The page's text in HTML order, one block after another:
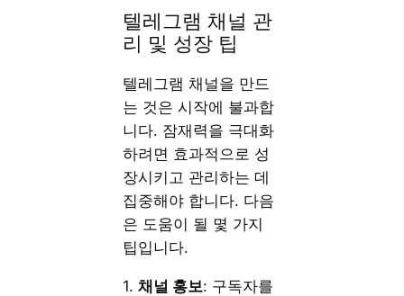
텔레그램 채널 관
리 및 성장 팁
텔레그램 채널을 만드
는 것은 시작에 불과합
니다. 잠재력을 극대화
하려면 효과적으로 성
장시키고 관리하는 데
집중해야 합니다. 다음
은 도움이 될 몇 가지
팁입니다.
1.채널 홍보: 구독자를